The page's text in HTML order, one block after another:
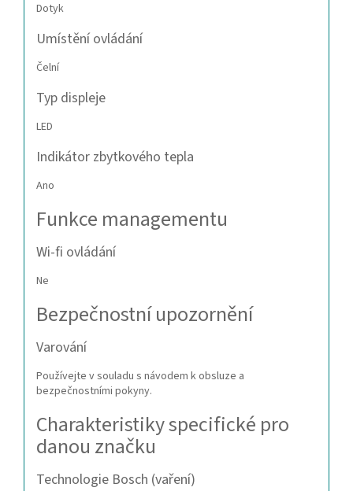
Dotyk
Umístění ovládání
Čelní
Typ displeje
LED
Indikátor zbytkového tepla
Ano
Funkce managementu
Wi-fi ovládání
Ne
Bezpečnostní upozornění
Varování
Používejte v souladu s návodem k obsluze a
bezpečnostními pokyny.
Charakteristiky specifické pro
danou značku
Technologie Bosch (vaření)